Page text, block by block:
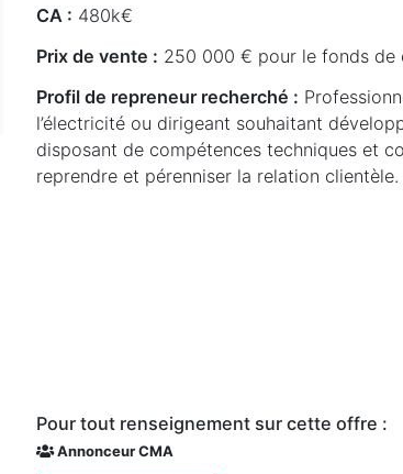
CA : 480k€
Prix de vente : 250 000 € pour le fonds de
Profil de repreneur recherché :
l’électricité ou dirigeant souhaitant
disposant de compétences techniques et
reprendre et pérenniser la relation clientèle.
Pour tout renseignement sur cette offre :
Annonceur CMA